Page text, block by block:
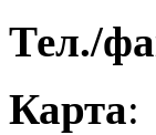
Тел./
Карта: